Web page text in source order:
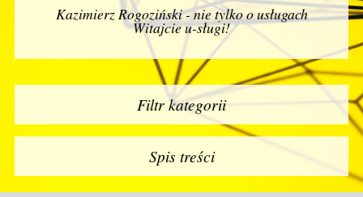
Kazimierz Rogoziński - nie tylko o usługach
Witajcie u-sługi!
Filtr kategorii
Spis treści